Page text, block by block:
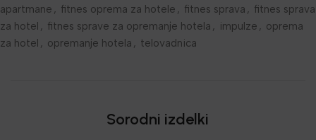
apartmane , fitnes oprema za hotele , fitnes sprava , fitnes sprava
za hotel , fitnes sprave za opremanje hotela , impulze , oprema
za hotel , opremanje hotela , telovadnica
Sorodni izdelki